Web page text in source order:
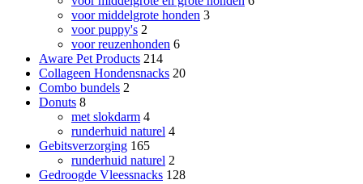
voor middelgrote honden 3
voor puppy's 2
voor reuzenhonden 6
Aware Pet Products 214
Collageen Hondensnacks 20
Combo bundels 2
Donuts 8
met slokdarm 4
runderhuid naturel 4
Gebitsverzorging 165
runderhuid naturel 2
Gedroogde Vleessnacks 128